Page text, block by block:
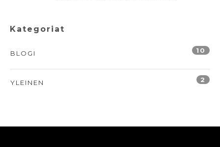
Kategoriat
BLOGI 10
YLEINEN 2